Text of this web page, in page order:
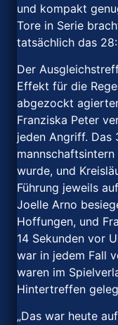
und kompakt
Tore in Serie
tatsächlich das
Der
Effekt für die
abgezockt
Franziska Peter
jeden Angriff. Das
wurde, und
Führung jeweils
Joelle Arno
Hoffungen, und
14 Sekunden vor
war in jedem Fall
waren im
Hintertreffen
„Das war heute